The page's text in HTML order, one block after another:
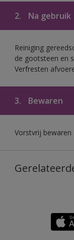
2. Na gebruik
Reiniging
de gootsteen en
Verfresten
3. Bewaren
Vorstvrij bewaren